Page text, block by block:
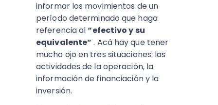
informar los movimientos de un
período determinado que haga
referencia al“efectivo y su
equivalente” . Acá hay que tener
mucho ojo en tres situaciones: las
actividades de la operación, la
información de financiación y la
inversión.